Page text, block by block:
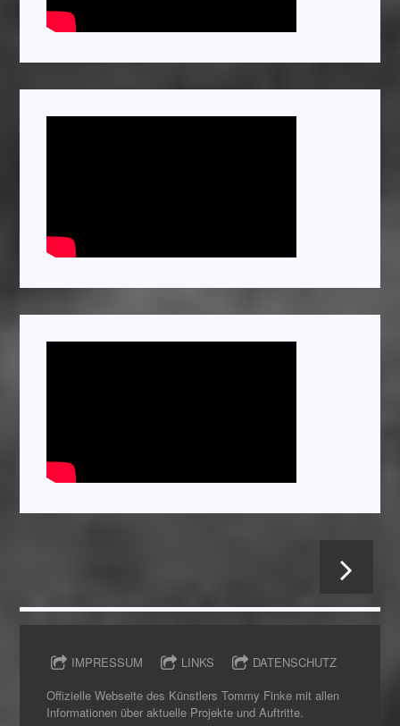
IMPRESSUM LINKS
DATENSCHUTZ
Offizielle Webseite des Künstlers Tommy Finke mit allen
Informationen über aktuelle Projekte und Auftritte.